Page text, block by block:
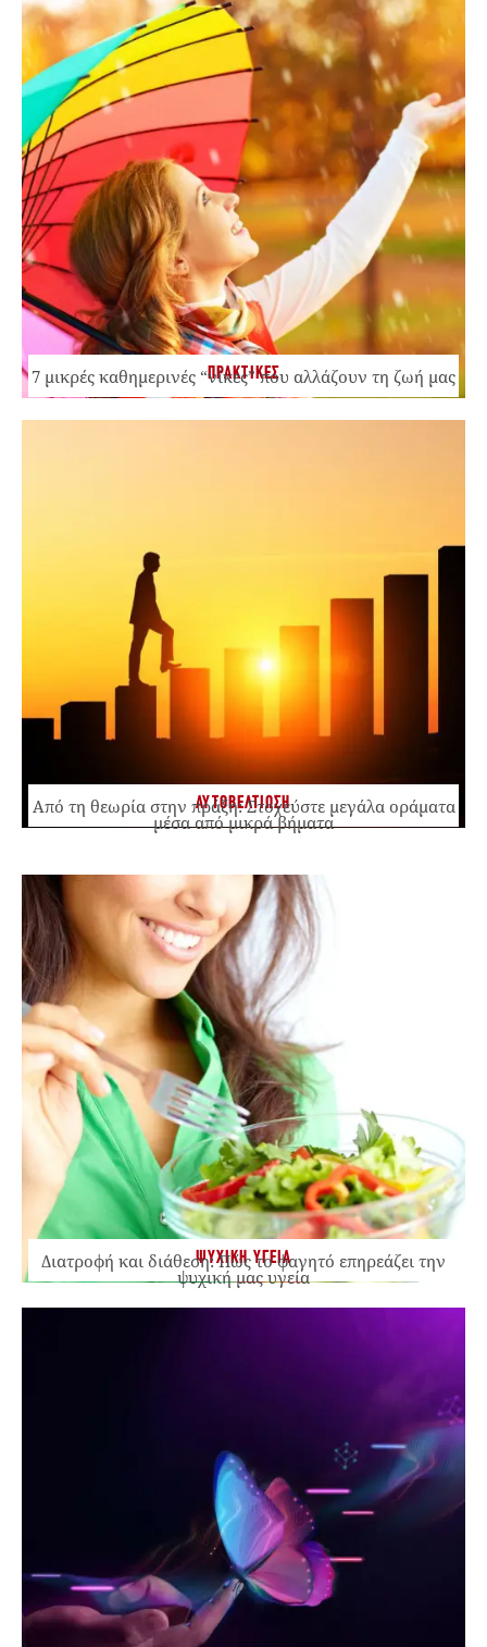
ΠΡΑΚΤΙΚΕΣ
7 μικρές καθημερινές “νίκες” που αλλάζουν τη ζωή μας
ΑΥΤΟΒΕΛΤΙΩΣΗ
Από τη θεωρία στην πράξη: Στοχεύστε μεγάλα οράματα
μέσα από μικρά βήματα
ΨΥΧΙΚΗ ΥΓΕΙΑ
Διατροφή και διάθεση: Πώς το φαγητό επηρεάζει την
ψυχική μας υγεία